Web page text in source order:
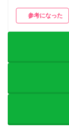
参考になった